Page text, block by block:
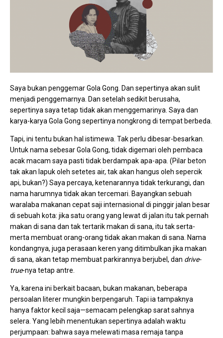
Saya bukan penggemar Gola Gong. Dan sepertinya akan sulit
menjadi penggemarnya. Dan setelah sedikit berusaha,
sepertinya saya tetap tidak akan menggemarinya. Saya dan
karya-karya Gola Gong sepertinya nongkrong di tempat berbeda.
Tapi, ini tentu bukan hal istimewa. Tak perlu dibesar-besarkan.
Untuk nama sebesar Gola Gong, tidak digemari oleh pembaca
acak macam saya pasti tidak berdampak apa-apa. (Pilar beton
tak akan lapuk oleh setetes air, tak akan hangus oleh sepercik
api, bukan?) Saya percaya, ketenarannya tidak terkurangi, dan
nama harumnya tidak akan tercemari. Bayangkan sebuah
waralaba makanan cepat saji internasional di pinggir jalan besar
di sebuah kota: jika satu orang yang lewat di jalan itu tak pernah
makan di sana dan tak tertarik makan di sana, itu tak serta-
merta membuat orang-orang tidak akan makan di sana. Nama
kondangnya, juga perasaan keren yang ditimbulkan jika makan
di sana, akan tetap membuat parkirannya berjubel, dan drive-
true-nya tetap antre.
Ya, karena ini berkait bacaan, bukan makanan, beberapa
persoalan literer mungkin berpengaruh. Tapi ia tampaknya
hanya faktor kecil saja—semacam pelengkap sarat sahnya
selera. Yang lebih menentukan sepertinya adalah waktu
perjumpaan: bahwa saya melewati masa remaja tanpa